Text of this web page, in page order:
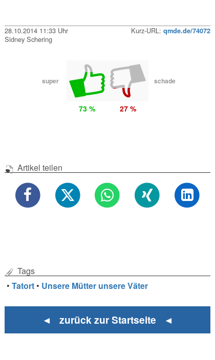
28.10.2014 11:33 Uhr Kurz-URL: qmde.de/74072
Sidney Schering
super schade
73 % 27 %
Artikel teilen
Tags
•Tatort • Unsere Mütter unsere Väter
◄ zurück zur Startseite ◄